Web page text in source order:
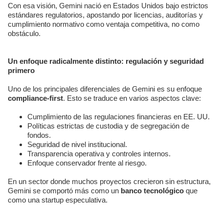
Con esa visión, Gemini nació en Estados Unidos bajo estrictos
estándares regulatorios, apostando por licencias, auditorías y
cumplimiento normativo como ventaja competitiva, no como
obstáculo.
Un enfoque radicalmente distinto: regulación y seguridad
primero
Uno de los principales diferenciales de Gemini es su enfoque
compliance-first. Esto se traduce en varios aspectos clave:
Cumplimiento de las regulaciones financieras en EE. UU.
Políticas estrictas de custodia y de segregación de
fondos.
Seguridad de nivel institucional.
Transparencia operativa y controles internos.
Enfoque conservador frente al riesgo.
En un sector donde muchos proyectos crecieron sin estructura,
Gemini se comportó más como un banco tecnológico que
como una startup especulativa.